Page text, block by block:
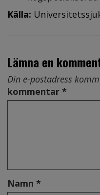
Källa:
Lämna en
Din e-postadress
kommentar *
Namn *